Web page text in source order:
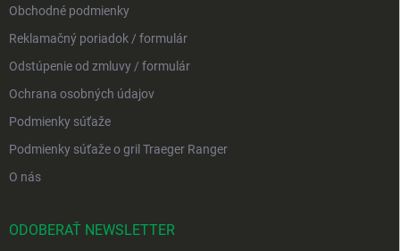
Obchodné podmienky
Reklamačný poriadok / formulár
Odstúpenie od zmluvy / formulár
Ochrana osobných údajov
Podmienky súťaže
Podmienky súťaže o gril Traeger Ranger
O nás
ODOBERAŤ NEWSLETTER